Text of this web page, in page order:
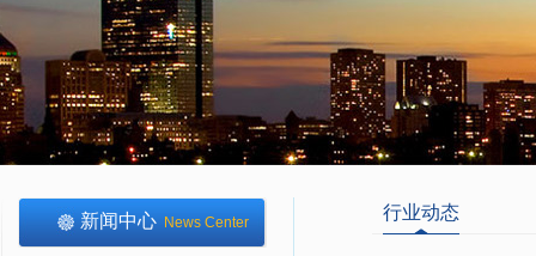
新闻中心 News Center 行业动态